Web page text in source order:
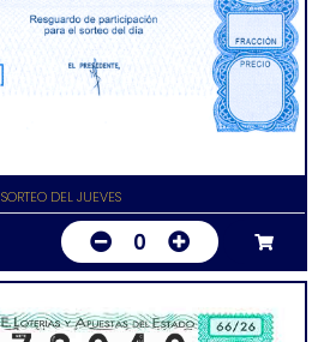
SORTEO DEL JUEVES
0